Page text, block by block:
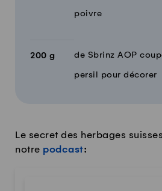
poivre
200 g de Sbrinz AOP
persil pour décorer
Le secret des herbages
notre podcast: